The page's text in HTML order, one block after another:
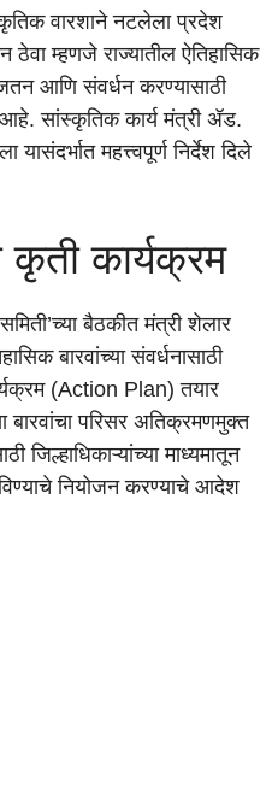
वारशाने नटलेला प्रदेश
ठेवा म्हणजे राज्यातील ऐतिहासिक
आणि संवर्धन करण्यासाठी
सांस्कृतिक कार्य मंत्री ॲड.
यासंदर्भात महत्त्वपूर्ण निर्देश दिले
कृती कार्यक्रम
बैठकीत मंत्री शेलार
बारवांच्या संवर्धनासाठी
(Action Plan) तयार
परिसर अतिक्रमणमुक्त
माध्यमातून
नियोजन करण्याचे आदेश